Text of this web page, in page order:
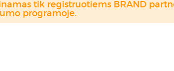
tik registruotiems BRAND
programoje.